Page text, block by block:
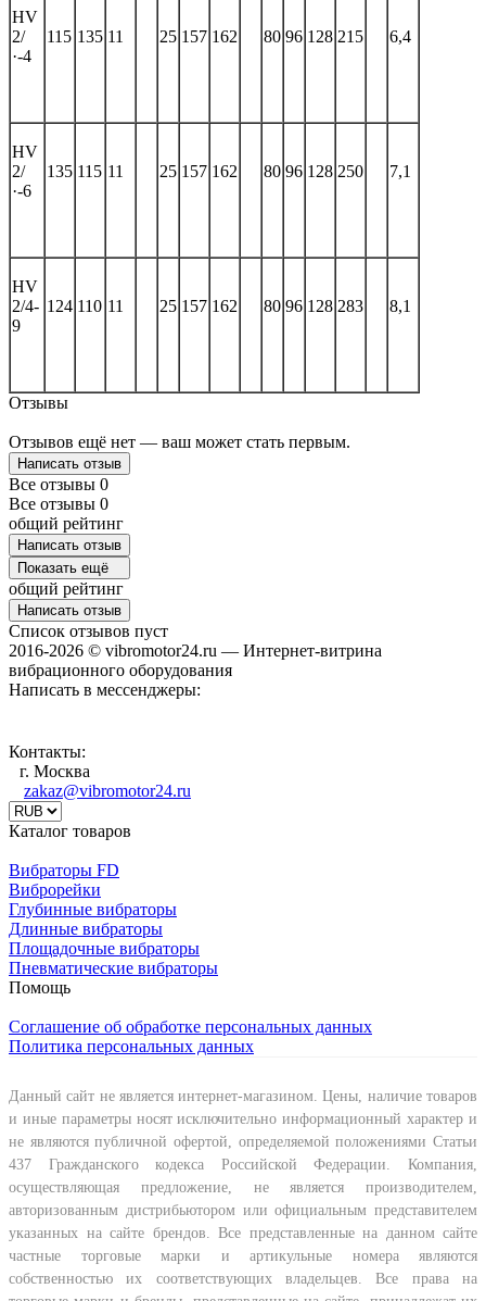
HV
2/
·-4
115 135 11 25 157 162 80 96 128 215 6,4
HV
2/
·-6
135 115 11 25 157 162 80 96 128 250 7,1
HV
2/4-
9
124 110 11 25 157 162 80 96 128 283 8,1
Отзывы
Отзывов ещё нет — ваш может стать первым.
Написать отзыв
Все отзывы 0
Все отзывы 0
общий рейтинг
Написать отзыв
Показать ещё
общий рейтинг
Написать отзыв
Список отзывов пуст
2016-2026 © vibromotor24.ru — Интернет-витрина
вибрационного оборудования
Написать в мессенджеры:
Контакты:
г. Москва
zakaz@vibromotor24.ru
Каталог товаров
Вибраторы FD
Виброрейки
Глубинные вибраторы
Длинные вибраторы
Площадочные вибраторы
Пневматические вибраторы
Помощь
Соглашение об обработке персональных данных
Политика персональных данных
Данный сайт не является интернет-магазином. Цены, наличие товаров
и иные параметры носят исключительно информационный характер и
не являются публичной офертой, определяемой положениями Статьи
437 Гражданского кодекса Российской Федерации. Компания,
осуществляющая предложение, не является производителем,
авторизованным дистрибьютором или официальным представителем
указанных на сайте брендов. Все представленные на данном сайте
частные торговые марки и артикульные номера являются
собственностью их соответствующих владельцев. Все права на